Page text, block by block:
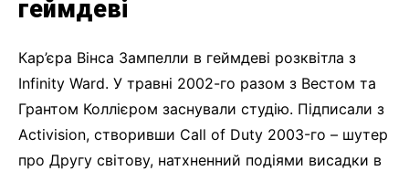
геймдеві
Кар’єра Вінса Зампелли в геймдеві розквітла з
Infinity Ward. У травні 2002-го разом з Вестом та
Грантом Коллієром заснували студію. Підписали з
Activision, створивши Call of Duty 2003-го – шутер
про Другу світову, натхненний подіями висадки в